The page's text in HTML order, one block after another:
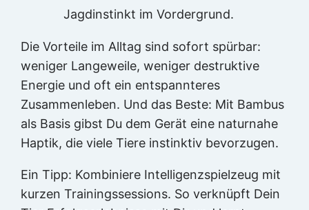
Jagdinstinkt im Vordergrund.
Die Vorteile im Alltag sind sofort spürbar:
weniger Langeweile, weniger destruktive
Energie und oft ein entspannteres
Zusammenleben. Und das Beste: Mit Bambus
als Basis gibst Du dem Gerät eine naturnahe
Haptik, die viele Tiere instinktiv bevorzugen.
Ein Tipp: Kombiniere Intelligenzspielzeug mit
kurzen Trainingssessions. So verknüpft Dein